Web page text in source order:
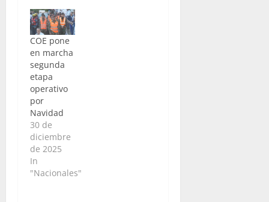
COE pone
en marcha
segunda
etapa
operativo
por
Navidad
30 de
diciembre
de 2025
In
"Nacionales"